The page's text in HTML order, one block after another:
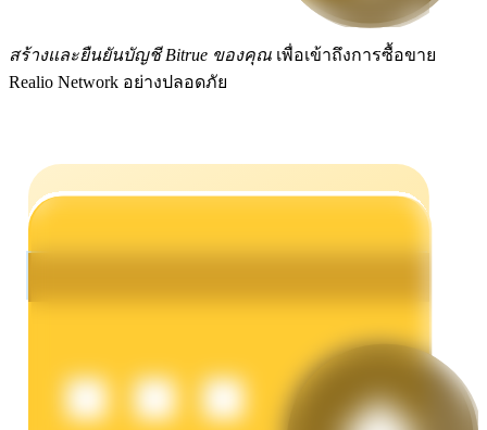
พาวเวอร์พิกกี้
สร้างและยืนยันบัญชี Bitrue ของคุณ เพื่อเข้าถึงการซื้อขาย
Realio Network อย่างปลอดภัย